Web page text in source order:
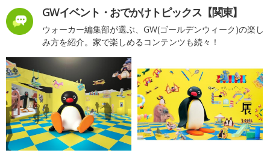
GWイベント・おでかけトピックス【関東】
ウォーカー編集部が選ぶ、GW(ゴールデンウィーク)の楽し
み方を紹介。家で楽しめるコンテンツも続々！